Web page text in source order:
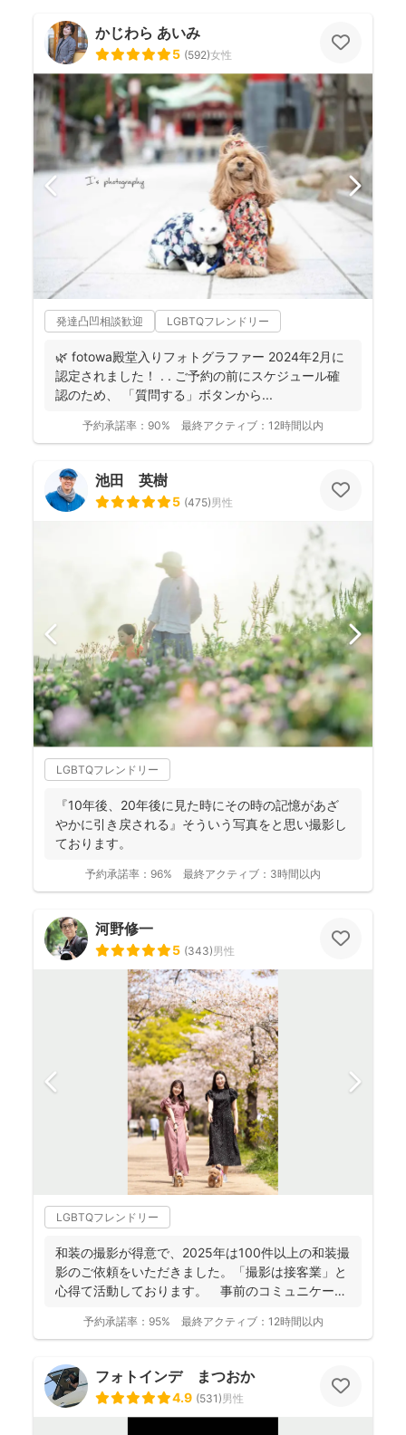
かじわら あいみ
5 (592)女性
発達凸凹相談歓迎 LGBTQフレンドリー
🌿 fotowa殿堂入りフォトグラファー 2024年2月に
認定されました！ . . ご予約の前にスケジュール確
認のため、 「質問する」ボタンから...
予約承諾率： 90% 最終アクティブ： 12時間以内
池田 英樹
5 (475)男性
LGBTQフレンドリー
『10年後、20年後に見た時にその時の記憶があざ
やかに引き戻される』そういう写真をと思い撮影し
ております。
予約承諾率： 96% 最終アクティブ： 3時間以内
河野修一
5 (343)男性
LGBTQフレンドリー
和装の撮影が得意で、2025年は100件以上の和装撮
影のご依頼をいただきました。「撮影は接客業」と
心得て活動しております。 事前のコミュニケーシ
予約承諾率： 95% 最終アクティブ： 12時間以内
フォトインデ まつおか
4.9 (531)男性